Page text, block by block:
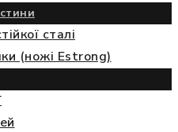
сталі
(ножі Estrong)